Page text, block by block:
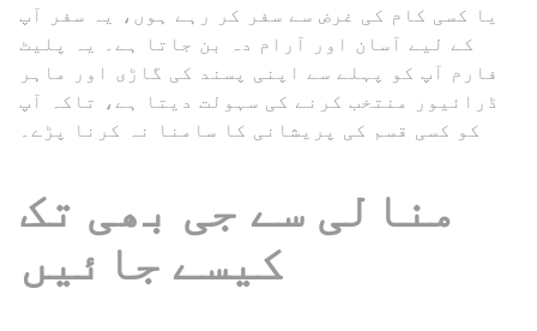
یا کسی کام کی غرض سے سفر کر رہے ہوں، یہ سفر آپ
کے لیے آسان اور آرام دہ بن جاتا ہے۔ یہ پلیٹ
فارم آپ کو پہلے سے اپنی پسند کی گاڑی اور ماہر
ڈرائیور منتخب کرنے کی سہولت دیتا ہے، تاکہ آپ
کو کسی قسم کی پریشانی کا سامنا نہ کرنا پڑے۔
منالی سے جی بھی تک
کیسے جائیں